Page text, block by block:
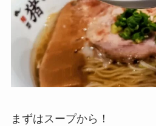
まずはスープから！